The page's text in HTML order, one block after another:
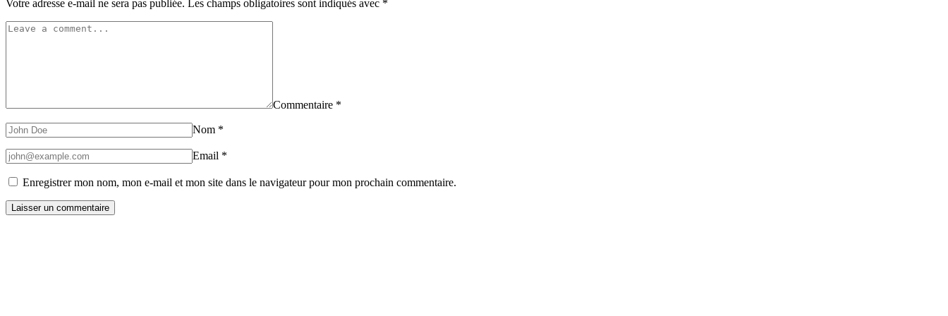
Votre adresse e-mail ne sera pas publiée. Les champs obligatoires sont indiqués avec *
Commentaire *
Nom *
Email *
Enregistrer mon nom, mon e-mail et mon site dans le navigateur pour mon prochain commentaire.